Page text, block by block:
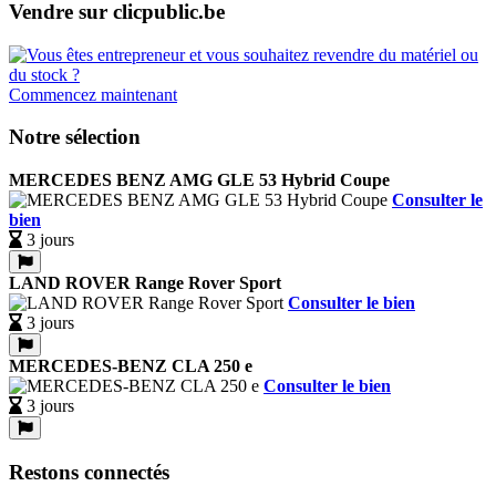
Vendre sur clicpublic.be
Commencez maintenant
Notre sélection
MERCEDES BENZ AMG GLE 53 Hybrid Coupe
Consulter le
bien
3 jours
LAND ROVER Range Rover Sport
Consulter le bien
3 jours
MERCEDES-BENZ CLA 250 e
Consulter le bien
3 jours
Restons connectés